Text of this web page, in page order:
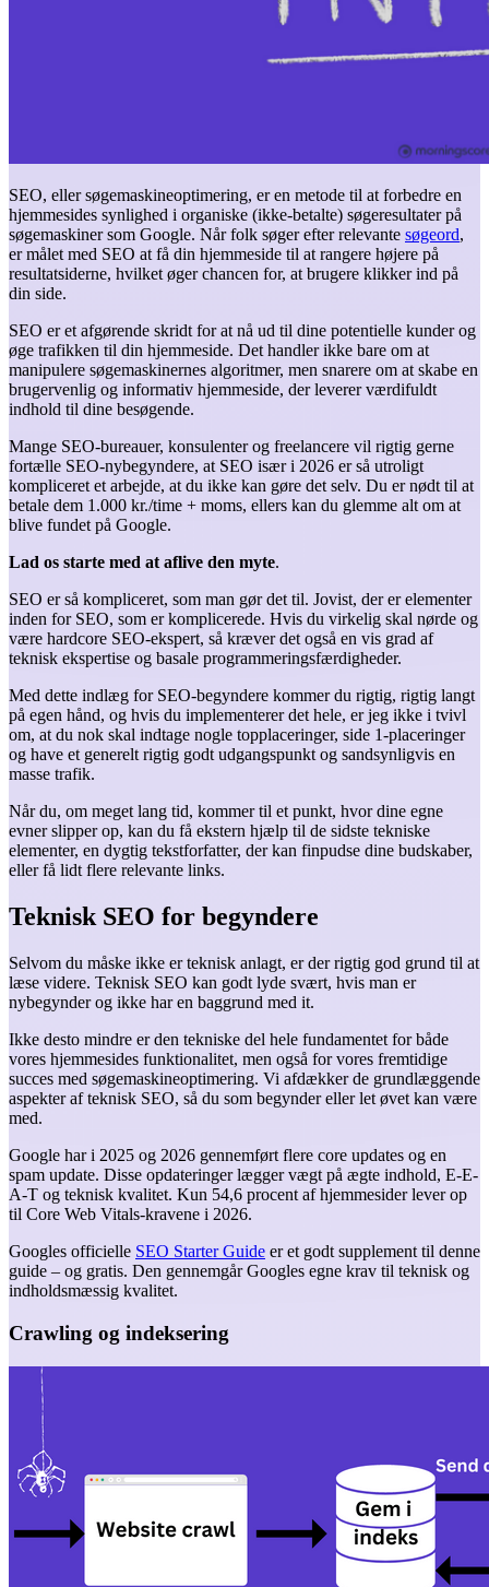
SEO, eller søgemaskineoptimering, er en metode til at forbedre en
hjemmesides synlighed i organiske (ikke-betalte) søgeresultater på
søgemaskiner som Google. Når folk søger efter relevante søgeord,
er målet med SEO at få din hjemmeside til at rangere højere på
resultatsiderne, hvilket øger chancen for, at brugere klikker ind på
din side.
SEO er et afgørende skridt for at nå ud til dine potentielle kunder og
øge trafikken til din hjemmeside. Det handler ikke bare om at
manipulere søgemaskinernes algoritmer, men snarere om at skabe en
brugervenlig og informativ hjemmeside, der leverer værdifuldt
indhold til dine besøgende.
Mange SEO-bureauer, konsulenter og freelancere vil rigtig gerne
fortælle SEO-nybegyndere, at SEO især i 2026 er så utroligt
kompliceret et arbejde, at du ikke kan gøre det selv. Du er nødt til at
betale dem 1.000 kr./time + moms, ellers kan du glemme alt om at
blive fundet på Google.
Lad os starte med at aflive den myte.
SEO er så kompliceret, som man gør det til. Jovist, der er elementer
inden for SEO, som er komplicerede. Hvis du virkelig skal nørde og
være hardcore SEO-ekspert, så kræver det også en vis grad af
teknisk ekspertise og basale programmeringsfærdigheder.
Med dette indlæg for SEO-begyndere kommer du rigtig, rigtig langt
på egen hånd, og hvis du implementerer det hele, er jeg ikke i tvivl
om, at du nok skal indtage nogle topplaceringer, side 1-placeringer
og have et generelt rigtig godt udgangspunkt og sandsynligvis en
masse trafik.
Når du, om meget lang tid, kommer til et punkt, hvor dine egne
evner slipper op, kan du få ekstern hjælp til de sidste tekniske
elementer, en dygtig tekstforfatter, der kan finpudse dine budskaber,
eller få lidt flere relevante links.
Teknisk SEO for begyndere
Selvom du måske ikke er teknisk anlagt, er der rigtig god grund til at
læse videre. Teknisk SEO kan godt lyde svært, hvis man er
nybegynder og ikke har en baggrund med it.
Ikke desto mindre er den tekniske del hele fundamentet for både
vores hjemmesides funktionalitet, men også for vores fremtidige
succes med søgemaskineoptimering. Vi afdækker de grundlæggende
aspekter af teknisk SEO, så du som begynder eller let øvet kan være
med.
Google har i 2025 og 2026 gennemført flere core updates og en
spam update. Disse opdateringer lægger vægt på ægte indhold, E-E-
A-T og teknisk kvalitet. Kun 54,6 procent af hjemmesider lever op
til Core Web Vitals-kravene i 2026.
Googles officielle SEO Starter Guide er et godt supplement til denne
guide – og gratis. Den gennemgår Googles egne krav til teknisk og
indholdsmæssig kvalitet.
Crawling og indeksering